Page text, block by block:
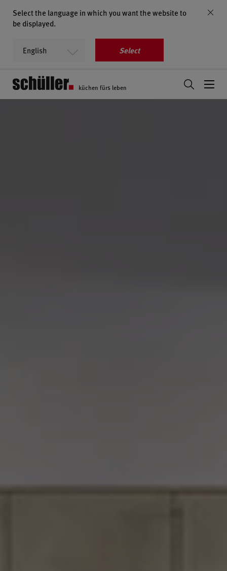
Select the language in which you want the website to
be displayed.
Select
küchen fürs leben